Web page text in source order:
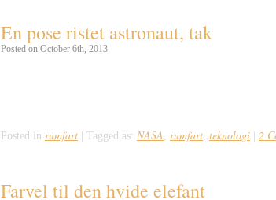
En pose ristet astronaut, tak
Posted on October 6th, 2013
Posted in rumfart Tagged as: NASA, rumfart, teknologi 2
Farvel til den hvide elefant